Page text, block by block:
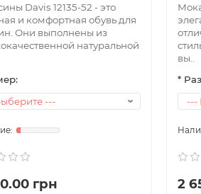
Davis 12135-52 - это
и комфортная обувь для
Они выполнены из
натуральной
грн
вы..
*
2
- Геоінформаційна система
віддячити нам за консультацію